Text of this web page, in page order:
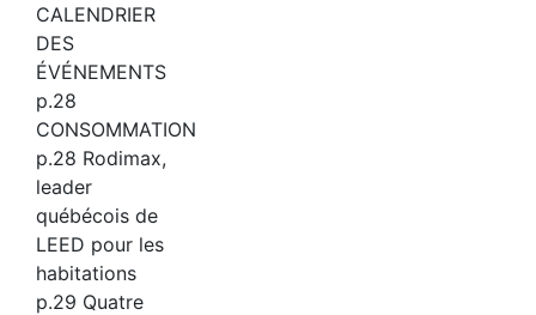
CALENDRIER
DES
ÉVÉNEMENTS
p.28
CONSOMMATION
p.28 Rodimax,
leader
québécois de
LEED pour les
habitations
p.29 Quatre